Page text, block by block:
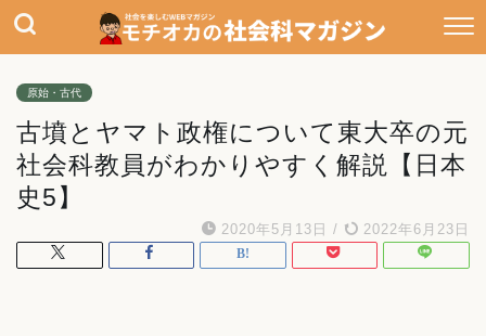
原始・古代
古墳とヤマト政権について東大卒の元
社会科教員がわかりやすく解説【日本
史5】
2020年5月13日 / 2022年6月23日